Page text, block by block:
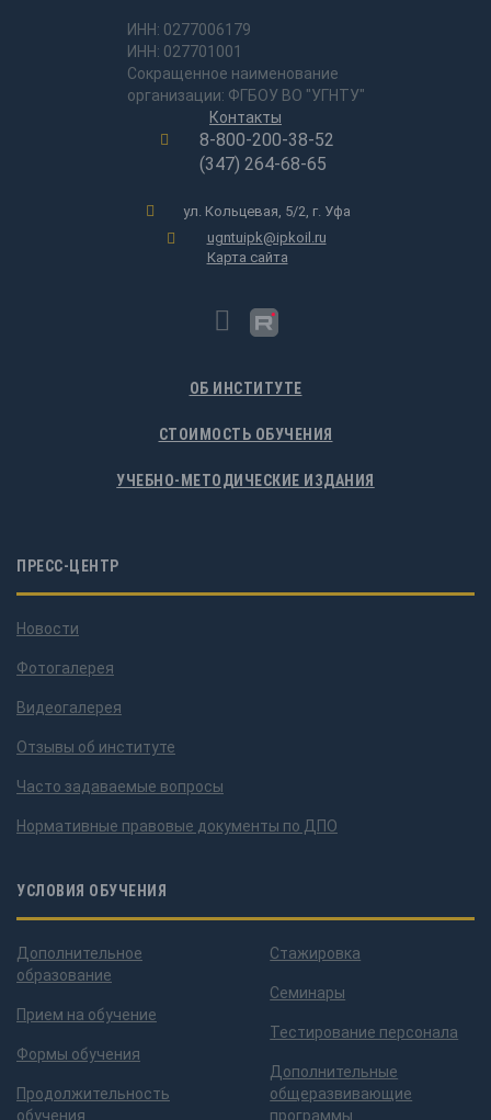
ИНН: 0277006179
ИНН: 027701001
Сокращенное наименование
организации: ФГБОУ ВО "УГНТУ"
Контакты
8-800-200-38-52
(347) 264-68-65
ул. Кольцевая, 5/2, г. Уфа
ugntuipk@ipkoil.ru
Карта сайта
ОБ ИНСТИТУТЕ
СТОИМОСТЬ ОБУЧЕНИЯ
УЧЕБНО-МЕТОДИЧЕСКИЕ ИЗДАНИЯ
ПРЕСС-ЦЕНТР
Новости
Фотогалерея
Видеогалерея
Отзывы об институте
Часто задаваемые вопросы
Нормативные правовые документы по ДПО
УСЛОВИЯ ОБУЧЕНИЯ
Дополнительное
образование
Прием на обучение
Формы обучения
Продолжительность
обучения
Стажировка
Семинары
Тестирование персонала
Дополнительные
общеразвивающие
программы